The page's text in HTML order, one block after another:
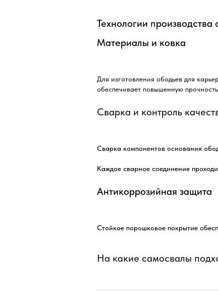
Технологии производства
Материалы и ковка
Для изготовления ободьев для
обеспечивает повышенную
Сварка и контроль
Сварка компонентов основания
Каждое сварное соединение
Антикоррозийная защита
Стойкое порошковое покрытие
На какие самосвалы